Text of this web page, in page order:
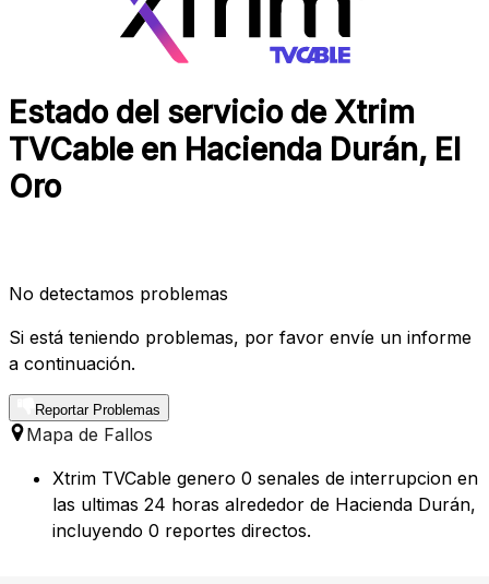
Estado del servicio de Xtrim
TVCable en Hacienda Durán, El
Oro
No detectamos problemas
Si está teniendo problemas, por favor envíe un informe
a continuación.
Reportar Problemas
Mapa de Fallos
Xtrim TVCable genero 0 senales de interrupcion en
las ultimas 24 horas alrededor de Hacienda Durán,
incluyendo 0 reportes directos.